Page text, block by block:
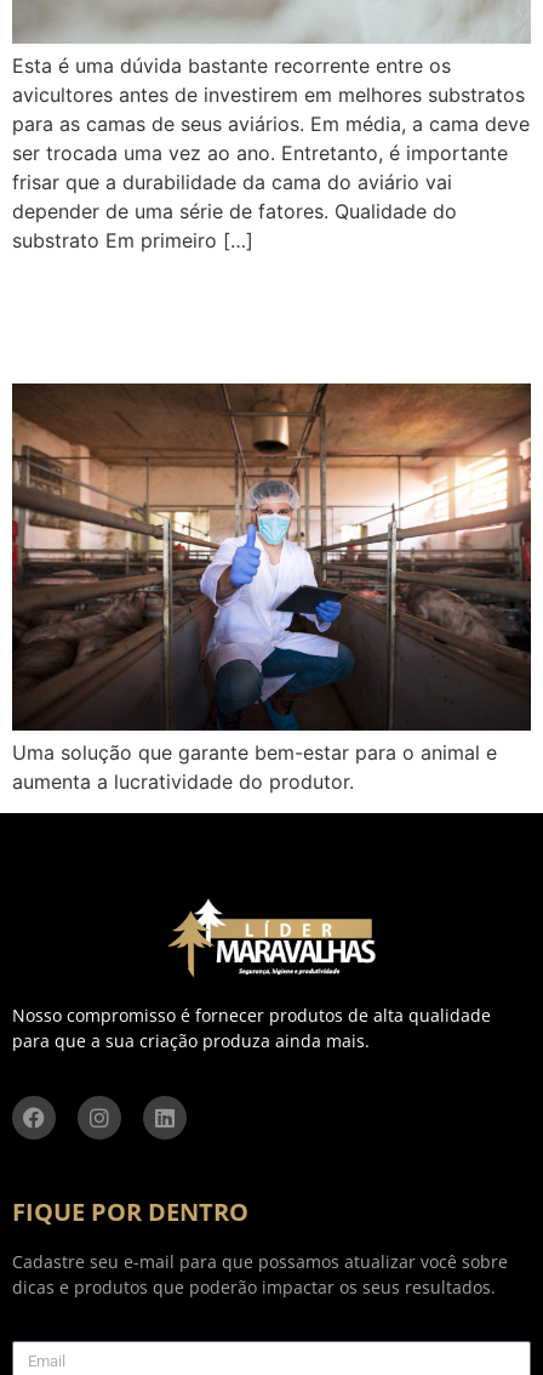
Esta é uma dúvida bastante recorrente entre os
avicultores antes de investirem em melhores substratos
para as camas de seus aviários. Em média, a cama deve
ser trocada uma vez ao ano. Entretanto, é importante
frisar que a durabilidade da cama do aviário vai
depender de uma série de fatores. Qualidade do
substrato Em primeiro […]
Uma solução que garante bem-estar para o animal e
aumenta a lucratividade do produtor.
Nosso compromisso é fornecer produtos de alta qualidade
para que a sua criação produza ainda mais.
FIQUE POR DENTRO
Cadastre seu e-mail para que possamos atualizar você sobre
dicas e produtos que poderão impactar os seus resultados.